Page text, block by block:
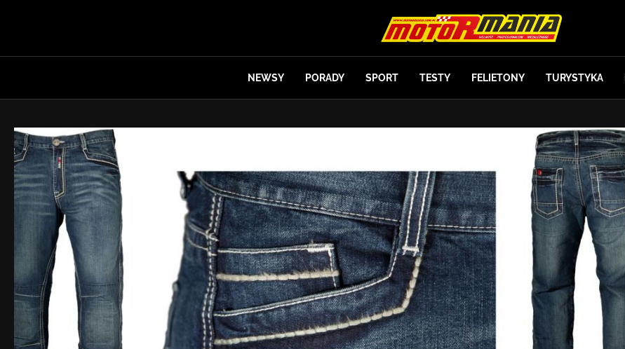
NEWSY PORADY SPORT TESTY FELIETONY TURYSTYKA